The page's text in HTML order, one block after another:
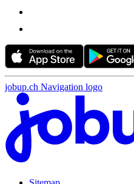
jobup.ch Navigation logo